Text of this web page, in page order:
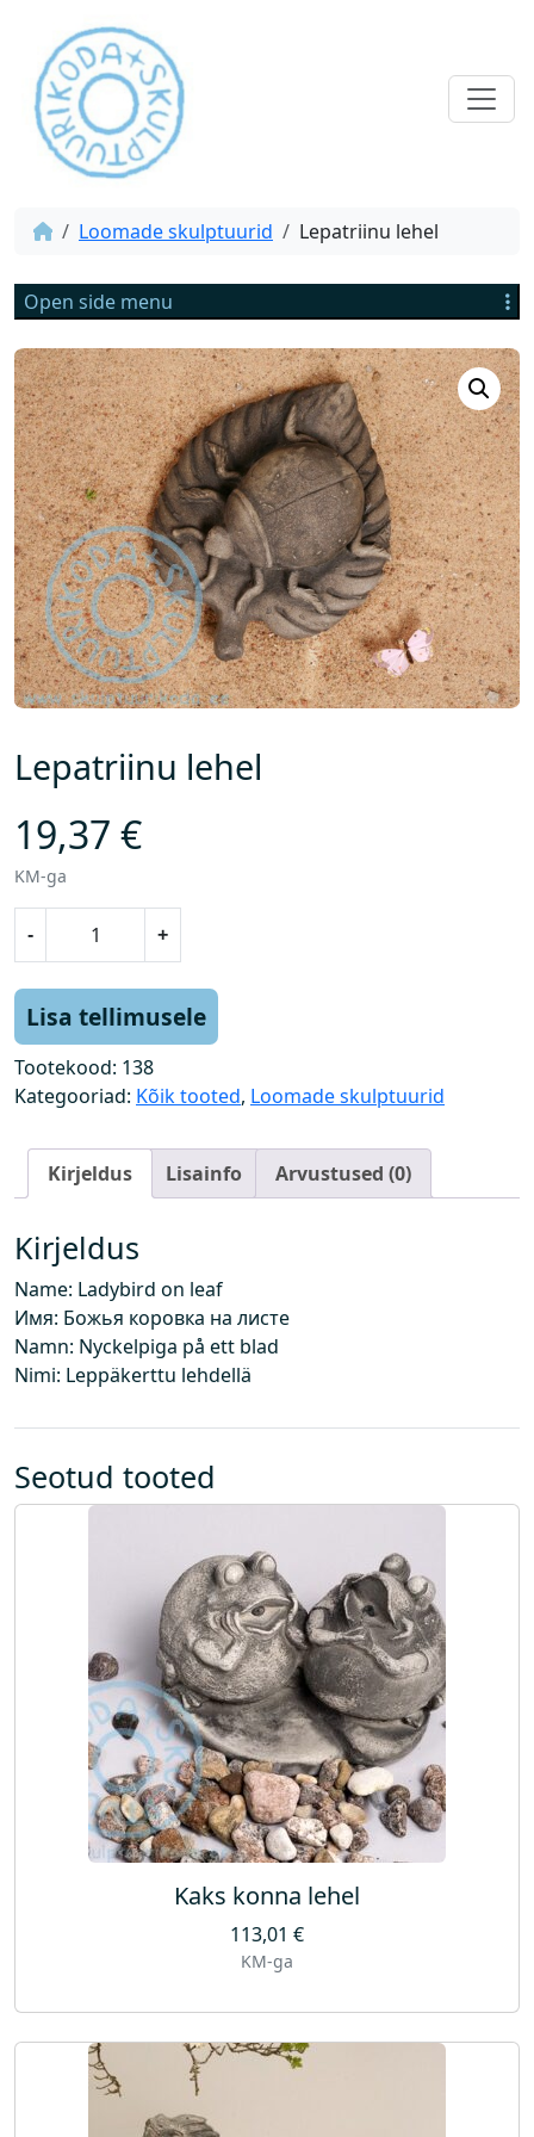
Loomade skulptuurid Lepatriinu lehel
Open side menu
Lepatriinu lehel
19,37 €
KM-ga
-
t
r
i
l
e
h
e
l
k
o
u
s
+
Lisa tellimusele
Tootekood: 138
Kategooriad: Kõik tooted, Loomade skulptuurid
Kirjeldus Lisainfo Arvustused (0)
Kirjeldus
Name: Ladybird on leaf
Имя: Божья коровка на листе
Namn: Nyckelpiga på ett blad
Nimi: Leppäkerttu lehdellä
Seotud tooted
Kaks konna lehel
113,01 €
KM-ga